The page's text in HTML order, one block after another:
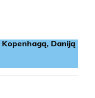
Daniją